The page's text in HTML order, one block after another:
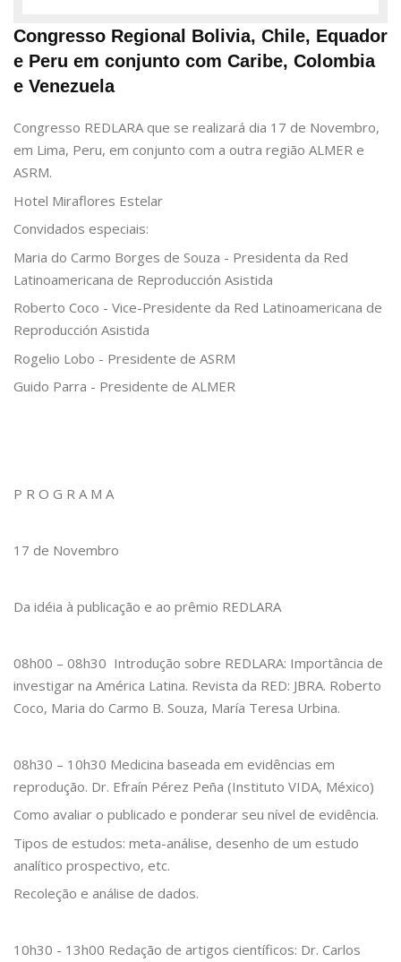
Congresso Regional Bolivia, Chile, Equador
e Peru em conjunto com Caribe, Colombia
e Venezuela
Congresso REDLARA que se realizará dia 17 de Novembro,
em Lima, Peru, em conjunto com a outra região ALMER e
ASRM.
Hotel Miraflores Estelar
Convidados especiais:
Maria do Carmo Borges de Souza - Presidenta da Red
Latinoamericana de Reproducción Asistida
Roberto Coco - Vice-Presidente da Red Latinoamericana de
Reproducción Asistida
Rogelio Lobo - Presidente de ASRM
Guido Parra - Presidente de ALMER
P R O G R A M A
17 de Novembro
Da idéia à publicação e ao prêmio REDLARA
08h00 – 08h30 Introdução sobre REDLARA: Importância de
investigar na América Latina. Revista da RED: JBRA. Roberto
Coco, Maria do Carmo B. Souza, María Teresa Urbina.
08h30 – 10h30 Medicina baseada em evidências em
reprodução. Dr. Efraín Pérez Peña (Instituto VIDA, México)
Como avaliar o publicado e ponderar seu nível de evidência.
Tipos de estudos: meta-análise, desenho de um estudo
analítico prospectivo, etc.
Recoleção e análise de dados.
10h30 - 13h00 Redação de artigos científicos: Dr. Carlos